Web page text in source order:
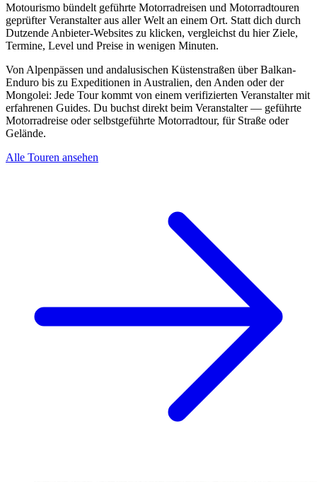
Motourismo bündelt geführte Motorradreisen und Motorradtouren
geprüfter Veranstalter aus aller Welt an einem Ort. Statt dich durch
Dutzende Anbieter-Websites zu klicken, vergleichst du hier Ziele,
Termine, Level und Preise in wenigen Minuten.
Von Alpenpässen und andalusischen Küstenstraßen über Balkan-
Enduro bis zu Expeditionen in Australien, den Anden oder der
Mongolei: Jede Tour kommt von einem verifizierten Veranstalter mit
erfahrenen Guides. Du buchst direkt beim Veranstalter — geführte
Motorradreise oder selbstgeführte Motorradtour, für Straße oder
Gelände.
Alle Touren ansehen